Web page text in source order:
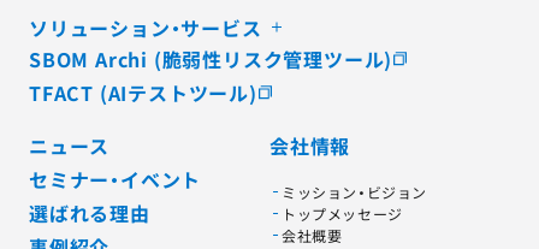
ソリューション・サービス
SBOM Archi (脆弱性リスク管理ツール)
TFACT (AIテストツール)
ニュース
セミナー・イベント
選ばれる理由
会社情報
ミッション・ビジョン
トップメッセージ
会社概要